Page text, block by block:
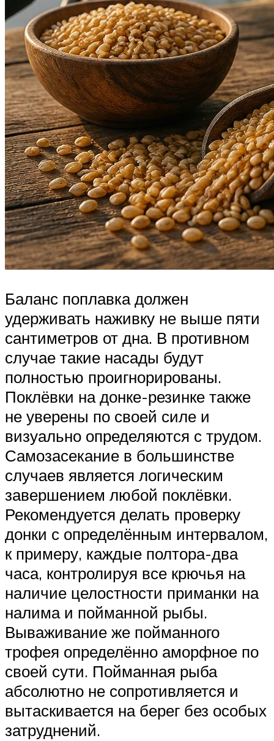
Баланс поплавка должен
удерживать наживку не выше пяти
сантиметров от дна. В противном
случае такие насады будут
полностью проигнорированы.
Поклёвки на донке-резинке также
не уверены по своей силе и
визуально определяются с трудом.
Самозасекание в большинстве
случаев является логическим
завершением любой поклёвки.
Рекомендуется делать проверку
донки с определённым интервалом,
к примеру, каждые полтора-два
часа, контролируя все крючья на
наличие целостности приманки на
налима и пойманной рыбы.
Вываживание же пойманного
трофея определённо аморфное по
своей сути. Пойманная рыба
абсолютно не сопротивляется и
вытаскивается на берег без особых
затруднений.